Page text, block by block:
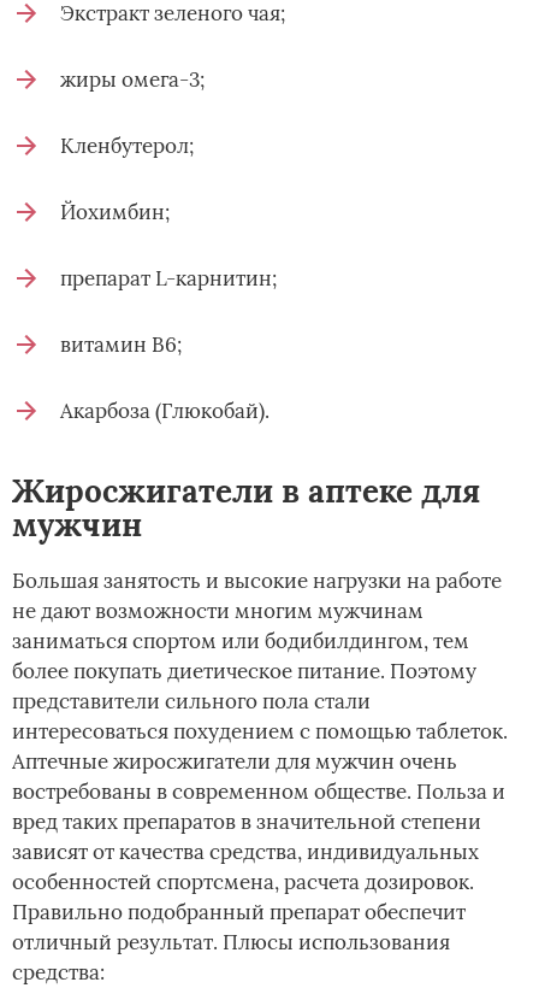
Экстракт зеленого чая;
жиры омега-3;
Кленбутерол;
Йохимбин;
препарат L-карнитин;
витамин В6;
Акарбоза (Глюкобай).
Жиросжигатели в аптеке для
мужчин
Большая занятость и высокие нагрузки на работе
не дают возможности многим мужчинам
заниматься спортом или бодибилдингом, тем
более покупать диетическое питание. Поэтому
представители сильного пола стали
интересоваться похудением с помощью таблеток.
Аптечные жиросжигатели для мужчин очень
востребованы в современном обществе. Польза и
вред таких препаратов в значительной степени
зависят от качества средства, индивидуальных
особенностей спортсмена, расчета дозировок.
Правильно подобранный препарат обеспечит
отличный результат. Плюсы использования
средства: